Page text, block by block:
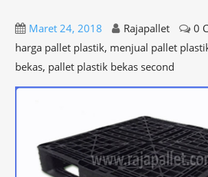
Maret 24, 2018 Rajapallet
0
harga pallet plastik, menjual pallet
bekas, pallet plastik bekas second